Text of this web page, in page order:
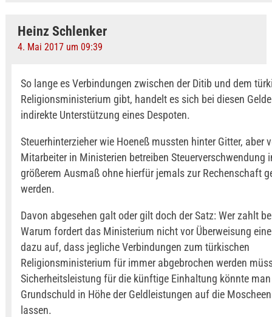
Heinz Schlenker
4. Mai 2017 um 09:39
So lange es Verbindungen zwischen der Ditib und dem
Religionsministerium gibt, handelt es sich bei diesen
indirekte Unterstützung eines Despoten.
Steuerhinterzieher wie Hoeneß mussten hinter Gitter, aber
Mitarbeiter in Ministerien betreiben Steuerverschwendung
größerem Ausmaß ohne hierfür jemals zur Rechenschaft
werden.
Davon abgesehen galt oder gilt doch der Satz: Wer zahlt
Warum fordert das Ministerium nicht vor Überweisung
dazu auf, dass jegliche Verbindungen zum türkischen
Religionsministerium für immer abgebrochen werden
Sicherheitsleistung für die künftige Einhaltung könnte
Grundschuld in Höhe der Geldleistungen auf die
lassen.